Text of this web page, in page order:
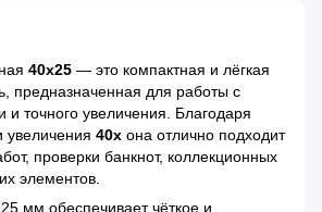
40x25 — это компактная и лёгкая
предназначенная для работы с
точного увеличения. Благодаря
увеличения 40x она отлично подходит
проверки банкнот, коллекционных
элементов.
мм обеспечивает чёткое и